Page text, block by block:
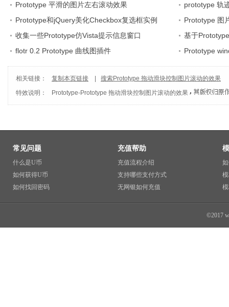
Prototype 平滑的图片左右滚动效果
prototype 轨
Prototype和jQuery美化Checkbox复选框实例
Prototype 图
收集一些Prototype仿Vista提示信息窗口
基于
flotr 0.2 Prototype 曲线图插件
Prototype
相关链接： 复制本页链接
搜索Prototype 拖动滑块控制图片滚动的效果
特效说明：
Prototype-Prototype 拖动滑块控制图片滚动的效果
常见问题
什么是U币
如何获得U币
如何找回密码
充值帮助
充值流程介绍
支持哪些支付方式
无网银如何充值
©2017